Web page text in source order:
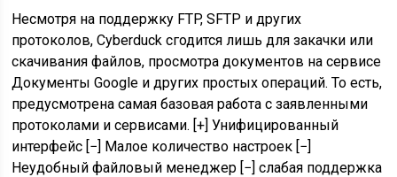
Несмотря на поддержку FTP, SFTP и других
протоколов, Cyberduck сгодится лишь для закачки или
скачивания файлов, просмотра документов на сервисе
Документы Google и других простых операций. То есть,
предусмотрена самая базовая работа с заявленными
протоколами и сервисами. [+] Унифицированный
интерфейс [−] Малое количество настроек [−]
Неудобный файловый менеджер [−] слабая поддержка